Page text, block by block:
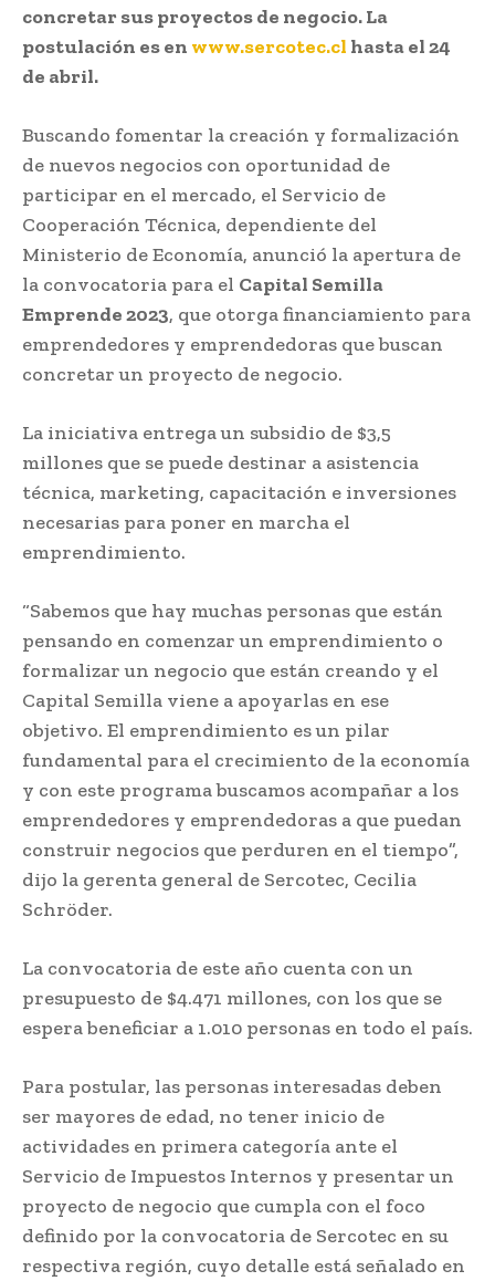
concretar sus proyectos de negocio. La
postulación es en www.sercotec.cl hasta el 24
de abril.
Buscando fomentar la creación y formalización
de nuevos negocios con oportunidad de
participar en el mercado, el Servicio de
Cooperación Técnica, dependiente del
Ministerio de Economía, anunció la apertura de
la convocatoria para el Capital Semilla
Emprende 2023, que otorga financiamiento para
emprendedores y emprendedoras que buscan
concretar un proyecto de negocio.
La iniciativa entrega un subsidio de $3,5
millones que se puede destinar a asistencia
técnica, marketing, capacitación e inversiones
necesarias para poner en marcha el
emprendimiento.
“Sabemos que hay muchas personas que están
pensando en comenzar un emprendimiento o
formalizar un negocio que están creando y el
Capital Semilla viene a apoyarlas en ese
objetivo. El emprendimiento es un pilar
fundamental para el crecimiento de la economía
y con este programa buscamos acompañar a los
emprendedores y emprendedoras a que puedan
construir negocios que perduren en el tiempo”,
dijo la gerenta general de Sercotec, Cecilia
Schröder.
La convocatoria de este año cuenta con un
presupuesto de $4.471 millones, con los que se
espera beneficiar a 1.010 personas en todo el país.
Para postular, las personas interesadas deben
ser mayores de edad, no tener inicio de
actividades en primera categoría ante el
Servicio de Impuestos Internos y presentar un
proyecto de negocio que cumpla con el foco
definido por la convocatoria de Sercotec en su
respectiva región, cuyo detalle está señalado en